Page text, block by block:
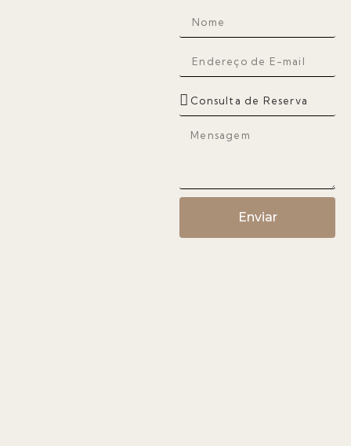
Enviar